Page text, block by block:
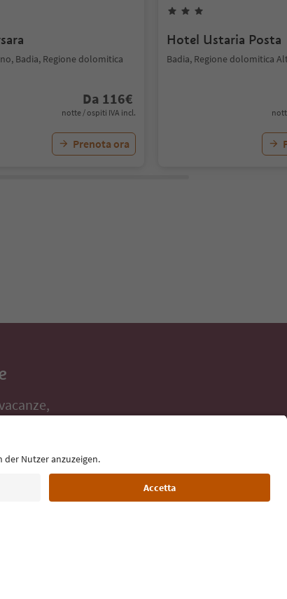
Badia, Regione dolomitica
Da 116€
notte / ospiti IVA incl.
Prenota ora
Hotel Ustaria Posta
Badia, Regione dolomitica